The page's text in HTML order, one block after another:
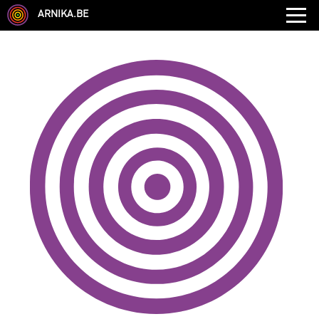
ARNIKA.BE